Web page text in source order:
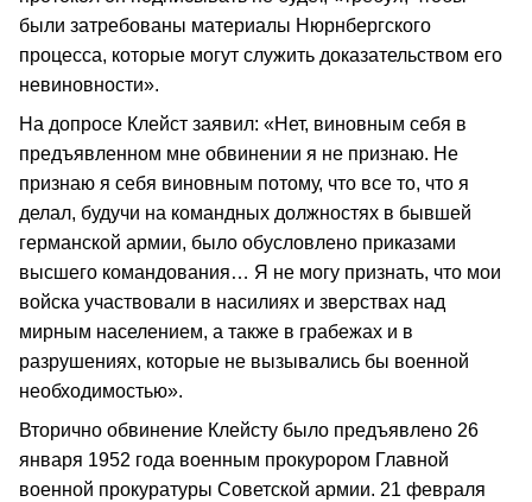
были затребованы материалы Нюрнбергского
процесса, которые могут служить доказательством его
невиновности».
На допросе Клейст заявил: «Нет, виновным себя в
предъявленном мне обвинении я не признаю. Не
признаю я себя виновным потому, что все то, что я
делал, будучи на командных должностях в бывшей
германской армии, было обусловлено приказами
высшего командования… Я не могу признать, что мои
войска участвовали в насилиях и зверствах над
мирным населением, а также в грабежах и в
разрушениях, которые не вызывались бы военной
необходимостью».
Вторично обвинение Клейсту было предъявлено 26
января 1952 года военным прокурором Главной
военной прокуратуры Советской армии. 21 февраля